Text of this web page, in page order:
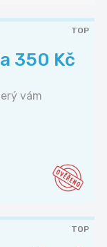
TOP
350 Kč
vám
TOP